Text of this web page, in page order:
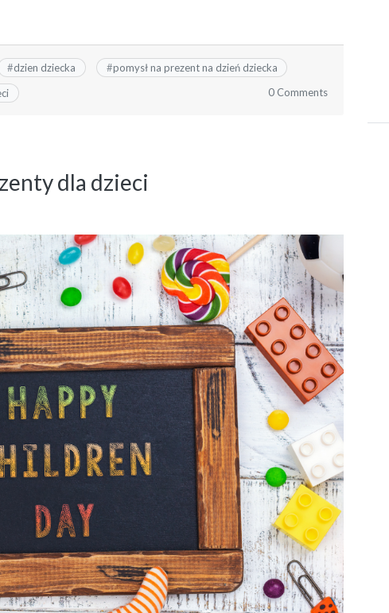
#dzien dziecka #pomysł na prezent na dzień dziecka
0 Comments
dla dzieci